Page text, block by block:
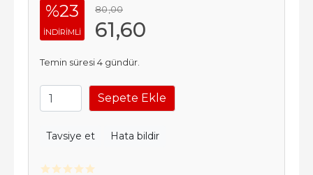
%23
INDIRIMLI
80,00
61,60
Temin süresi 4 gündür.
Sepete Ekle
Tavsiye et Hata bildir